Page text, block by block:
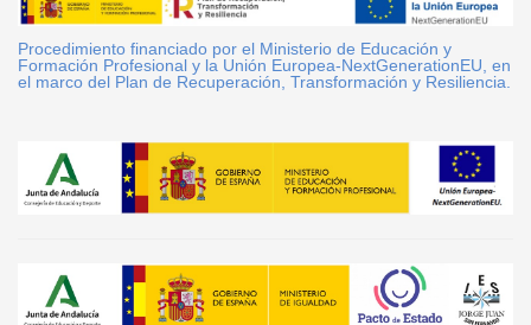
Procedimiento financiado por el Ministerio de Educación y
Formación Profesional y la Unión Europea-NextGenerationEU, en
el marco del Plan de Recuperación, Transformación y Resiliencia.